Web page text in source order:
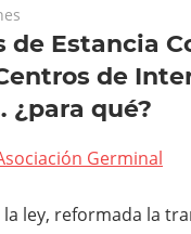
de Estancia
de
¿para qué?
Germinal
ley, reformada la